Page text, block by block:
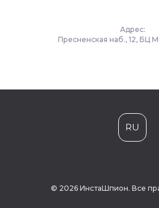
Адрес:
Пресненская наб., 12, БЦ
RU
© 2026 ИнстаШпион. Все